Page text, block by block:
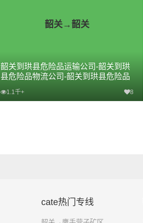
韶关→韶关
韶关到珙县危险品运输公司-韶关到珙
县危险品物流公司-韶关到珙县危险品
1.1千+ 8
cate热门专线